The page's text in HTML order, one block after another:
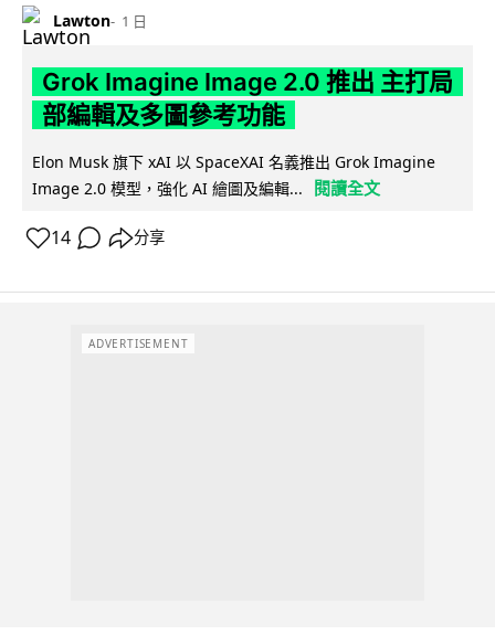
Lawton 1 日
Grok Imagine Image 2.0 推出 主打局
部編輯及多圖參考功能
Elon Musk 旗下 xAI 以 SpaceXAI 名義推出 Grok Imagine
Image 2.0 模型，強化 AI 繪圖及編輯...
閱讀全文
14 分享
ADVERTISEMENT